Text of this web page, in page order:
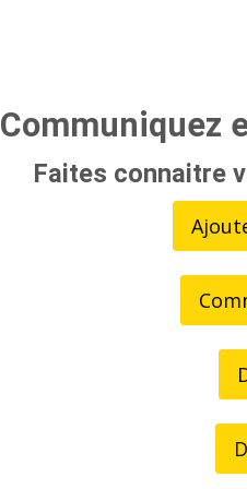
Communiquez
Faites connaitre